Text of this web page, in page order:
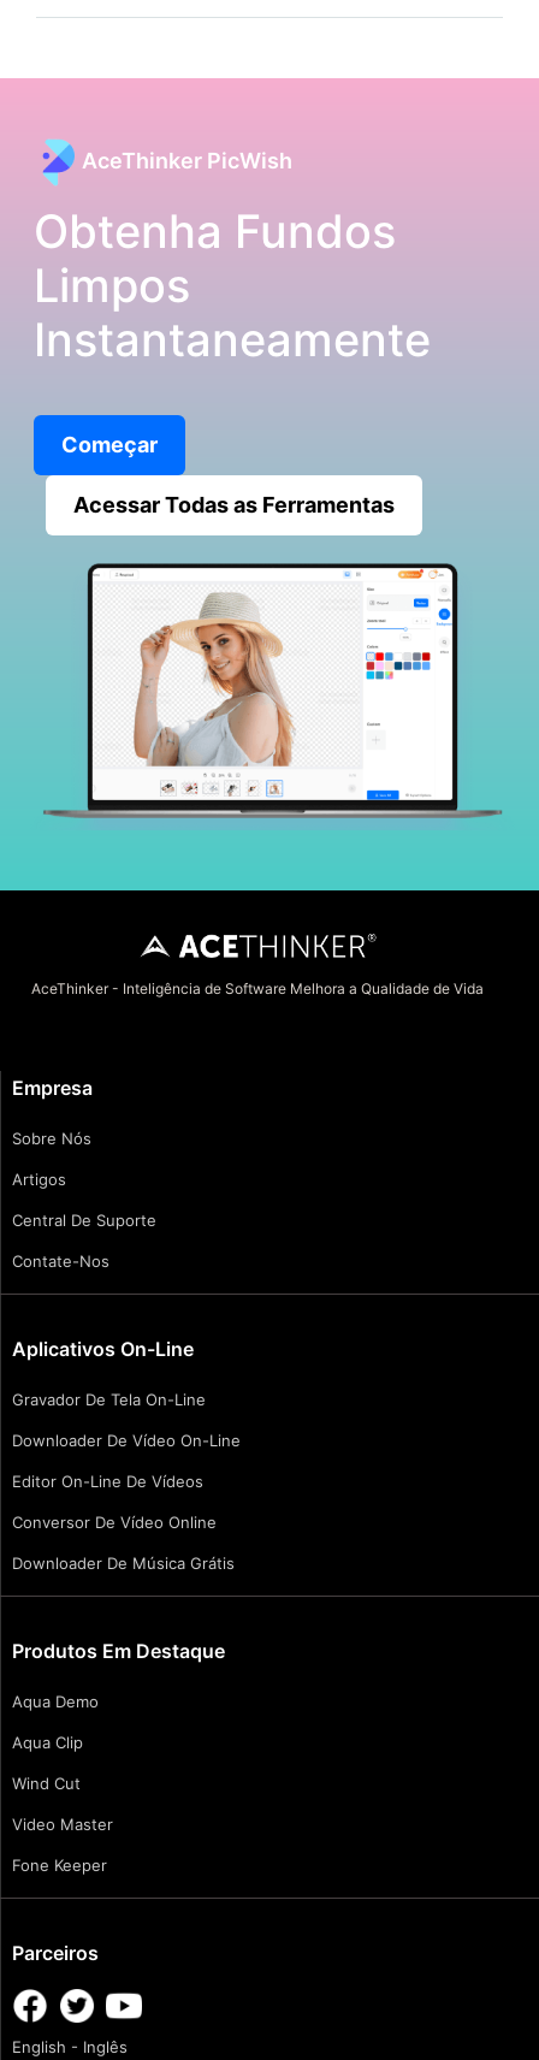
AceThinker PicWish
Obtenha Fundos
Limpos
Instantaneamente
Começar
Acessar Todas as Ferramentas
AceThinker - Inteligência de Software Melhora a Qualidade de Vida
Empresa
Sobre Nós
Artigos
Central De Suporte
Contate-Nos
Aplicativos On-Line
Gravador De Tela On-Line
Downloader De Vídeo On-Line
Editor On-Line De Vídeos
Conversor De Vídeo Online
Downloader De Música Grátis
Produtos Em Destaque
Aqua Demo
Aqua Clip
Wind Cut
Video Master
Fone Keeper
Parceiros
English - Inglês